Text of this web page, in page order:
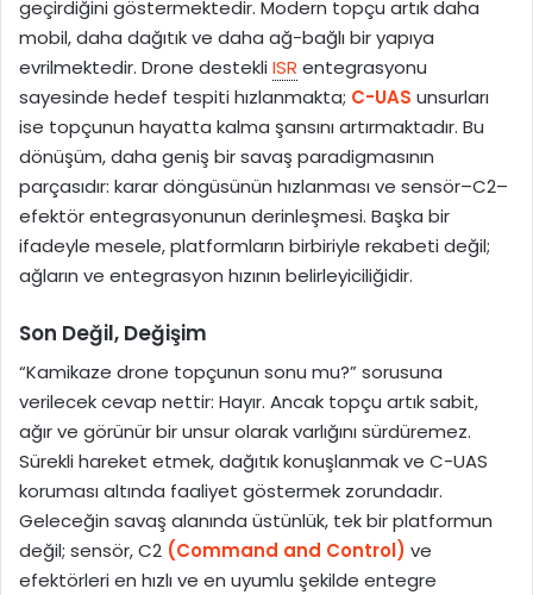
geçirdiğini göstermektedir. Modern topçu artık daha
mobil, daha dağıtık ve daha ağ-bağlı bir yapıya
evrilmektedir. Drone destekliISR entegrasyonu
sayesinde hedef tespiti hızlanmakta; C-UAS unsurları
ise topçunun hayatta kalma şansını artırmaktadır. Bu
dönüşüm, daha geniş bir savaş paradigmasının
parçasıdır: karar döngüsünün hızlanması ve sensör–C2–
efektör entegrasyonunun derinleşmesi. Başka bir
ifadeyle mesele, platformların birbiriyle rekabeti değil;
ağların ve entegrasyon hızının belirleyiciliğidir.
Son Değil, Değişim
“Kamikaze drone topçunun sonu mu?” sorusuna
verilecek cevap nettir: Hayır. Ancak topçu artık sabit,
ağır ve görünür bir unsur olarak varlığını sürdüremez.
Sürekli hareket etmek, dağıtık konuşlanmak ve C-UAS
koruması altında faaliyet göstermek zorundadır.
Geleceğin savaş alanında üstünlük, tek bir platformun
değil; sensör, C2 (Command and Control) ve
efektörleri en hızlı ve en uyumlu şekilde entegre